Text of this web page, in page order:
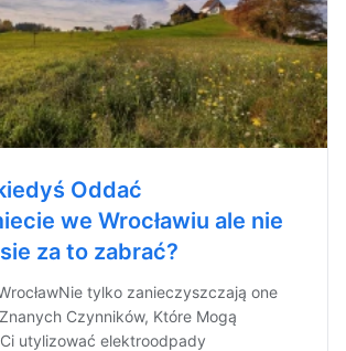
Oddać
we Wrocławiu ale nie
za to zabrać?
tylko zanieczyszczają one
Czynników, Które Mogą
utylizować elektroodpady